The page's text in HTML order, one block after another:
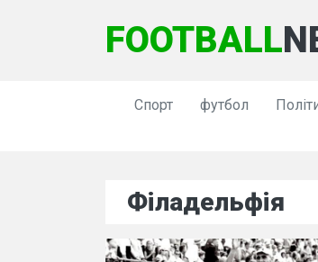
FOOTBALL
Спорт футбол
Філадельфія